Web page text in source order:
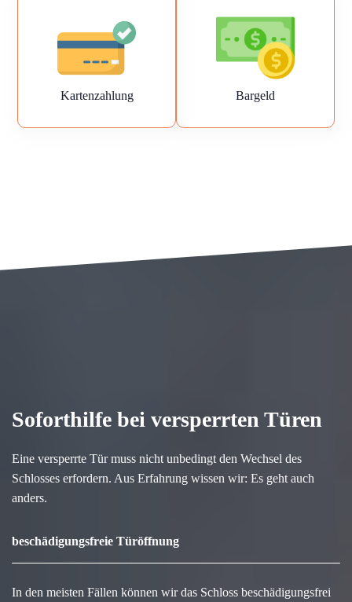
Kartenzahlung Bargeld
Soforthilfe bei versperrten Türen
Eine versperrte Tür muss nicht unbedingt den Wechsel des
Schlosses erfordern. Aus Erfahrung wissen wir: Es geht auch
anders.
beschädigungsfreie Türöffnung
In den meisten Fällen können wir das Schloss beschädigungsfrei